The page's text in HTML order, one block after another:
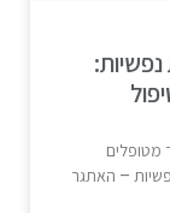
מטופלים
– האתגר